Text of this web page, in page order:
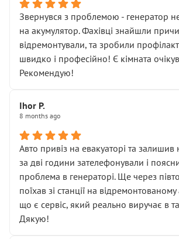
послуга. Тим більше, я був поруч і
діагностики ходової не проводилось.
зауваження гроші за цю “послугу”
лише підтвердило мою правоту.
Але головне — я виїжджаю з боксу, і
залишився таким самим, як і був. Тобто
Далі ситуація тільки погіршилась:
• сказали, що тепер “потрібно знімати
• що біля авто стояти вже не можна
• почали озвучувати купу додаткових
чіткого пояснення
( ну все зняли та доробили) дякую!
Окремий момент, який виглядає
мені заявили, що бачок гальмівної
міняти разом із головним гальмівним
Звернувся з проблемою - генератор
на акумулятор. Фахівці знайшли
відремонтували, та зробили
швидко і професійно! Є кімната
Рекомендую!
Ihor P.
8 months ago
Авто привіз на евакуаторі та залишив
за дві години зателефонували і
проблема в генераторі. Ще через
поїхав зі станції на
що є сервіс, який реально виручає в
Дякую!